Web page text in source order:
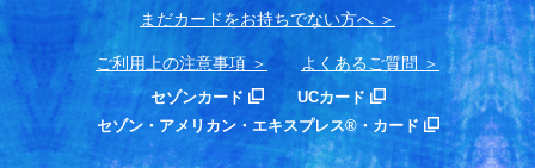
まだカードをお持ちでない⽅へ
ご利用上の注意事項 よくあるご質問
セゾンカード
UCカード
セゾン・アメリカン・エキスプレス®・カード